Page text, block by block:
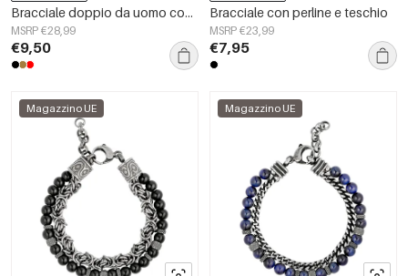
Bracciale doppio da uomo con ciondolo a mano - Nero Argento
MSRP €28,99
€9,50
Bracciale con perline e teschio
MSRP €23,99
€7,95
Magazzino UE Magazzino UE